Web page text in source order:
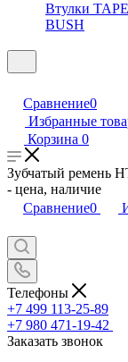
Втулки
BUSH
Сравнение0
Избранные
Корзина 0
Зубчатый ремень
- цена, наличие
Сравнение0
Телефоны
+7 499 113-25-89
+7 980 471-19-42
Заказать звонок